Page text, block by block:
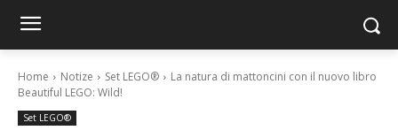
Home Notize Set LEGO®
La natura di mattoncini con il nuovo libro
Beautiful LEGO: Wild!
Set LEGO®